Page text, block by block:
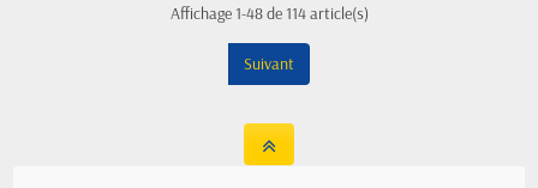
Affichage 1-48 de 114 article(s)
Suivant